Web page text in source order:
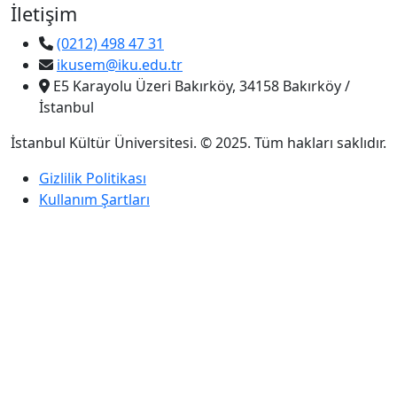
İletişim
(0212) 498 47 31
ikusem@iku.edu.tr
E5 Karayolu Üzeri Bakırköy, 34158 Bakırköy /
İstanbul
İstanbul Kültür Üniversitesi. © 2025. Tüm hakları saklıdır.
Gizlilik Politikası
Kullanım Şartları